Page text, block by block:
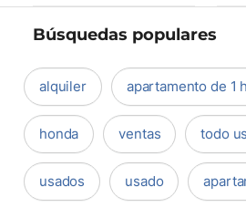
Búsquedas populares
alquiler apartamento de 1
honda ventas todo
usados usado